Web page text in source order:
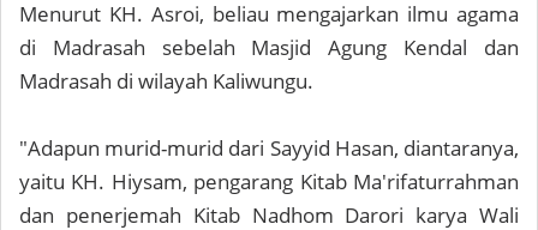
Menurut KH. Asroi, beliau mengajarkan ilmu agama
di Madrasah sebelah Masjid Agung Kendal dan
Madrasah di wilayah Kaliwungu.
"Adapun murid-murid dari Sayyid Hasan, diantaranya,
yaitu KH. Hiysam, pengarang Kitab Ma'rifaturrahman
dan penerjemah Kitab Nadhom Darori karya Wali